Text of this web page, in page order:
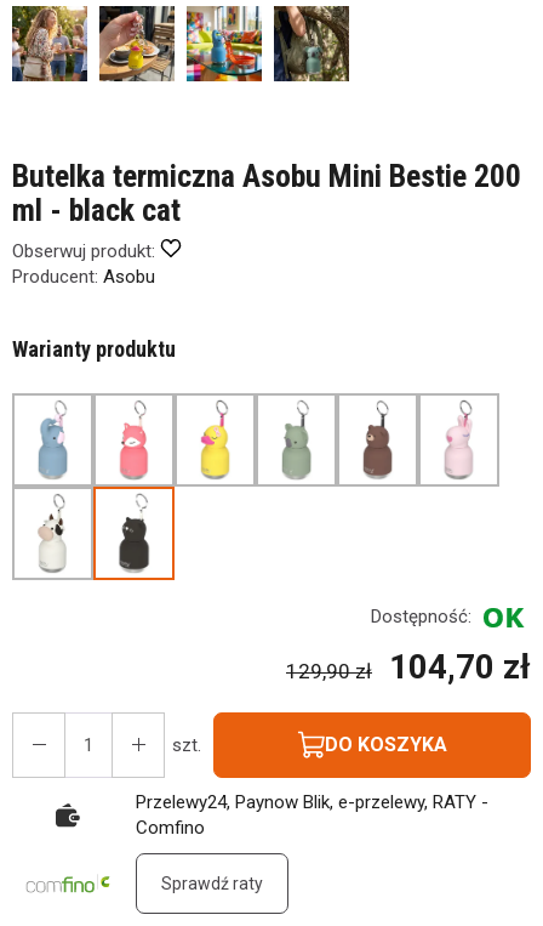
Butelka termiczna Asobu Mini Bestie 200
ml - black cat
Obserwuj produkt:
Producent: Asobu
Warianty produktu
Dostępność:
129,90 zł 104,70 zł
szt. DO KOSZYKA
Przelewy24, Paynow Blik, e-przelewy, RATY -
Comfino
Sprawdź raty